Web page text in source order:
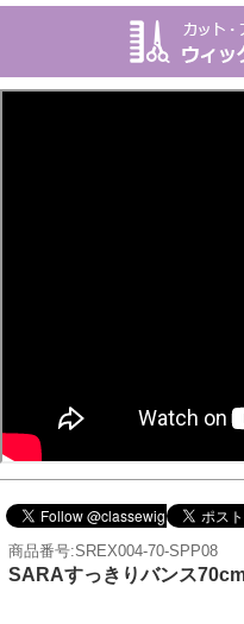
商品番号:SREX004-70-SPP08
SARAすっきりバンス